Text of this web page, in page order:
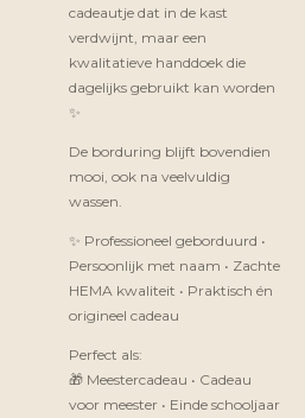
cadeautje dat in de kast
verdwijnt, maar een
kwalitatieve handdoek die
dagelijks gebruikt kan worden
✨
De borduring blijft bovendien
mooi, ook na veelvuldig
wassen.
✨ Professioneel geborduurd •
Persoonlijk met naam • Zachte
HEMA kwaliteit • Praktisch én
origineel cadeau
Perfect als:
🎁 Meestercadeau • Cadeau
voor meester • Einde schooljaar